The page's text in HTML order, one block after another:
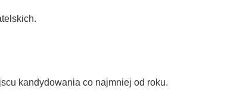
kandydowania co najmniej od roku.